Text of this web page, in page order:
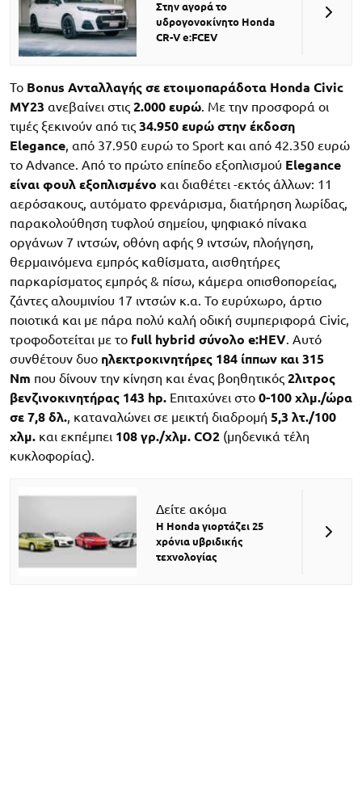
Στην αγορά το
υδρογονοκίνητο Honda
CR-V e:FCEV
Το Bonus Ανταλλαγής σε ετοιμοπαράδοτα Honda Civic
MY23 ανεβαίνει στις 2.000 ευρώ. Με την προσφορά οι
τιμές ξεκινούν από τις 34.950 ευρώ στην έκδοση
Elegance, από 37.950 ευρώ το Sport και από 42.350 ευρώ
το Advance. Από το πρώτο επίπεδο εξοπλισμού Elegance
είναι φουλ εξοπλισμένο και διαθέτει -εκτός άλλων: 11
αερόσακους, αυτόματο φρενάρισμα, διατήρηση λωρίδας,
παρακολούθηση τυφλού σημείου, ψηφιακό πίνακα
οργάνων 7 ιντσών, οθόνη αφής 9 ιντσών, πλοήγηση,
θερμαινόμενα εμπρός καθίσματα, αισθητήρες
παρκαρίσματος εμπρός & πίσω, κάμερα οπισθοπορείας,
ζάντες αλουμινίου 17 ιντσών κ.α. Το ευρύχωρο, άρτιο
ποιοτικά και με πάρα πολύ καλή οδική συμπεριφορά Civic,
τροφοδοτείται με το full hybrid σύνολο e:HEV. Αυτό
συνθέτουν δυο ηλεκτροκινητήρες 184 ίππων και 315
Nm που δίνουν την κίνηση και ένας βοηθητικός 2λιτρος
βενζινοκινητήρας 143 hp. Επιταχύνει στο 0-100 χλμ./ώρα
σε 7,8 δλ., καταναλώνει σε μεικτή διαδρομή 5,3 λτ./100
χλμ. και εκπέμπει 108 γρ./χλμ. CO2 (μηδενικά τέλη
κυκλοφορίας).
Δείτε ακόμα
Η Honda γιορτάζει 25
χρόνια υβριδικής
τεχνολογίας